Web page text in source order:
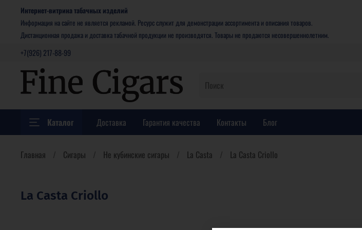
Интернет-витрина табачных изделий
Информация на сайте не является рекламой. Ресурс служит для демонстрации ассортимента и описания товаров.
Дистанционная продажа и доставка табачной продукции не производятся. Товары не продаются несовершеннолетним.
+7(926) 217-88-99
Каталог Доставка Гарантия качества Контакты Блог
Главная Сигары Не кубинские сигары La Casta La Casta Criollo
La Casta Criollo